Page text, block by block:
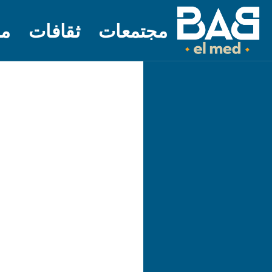
مجتمعات ثقافات